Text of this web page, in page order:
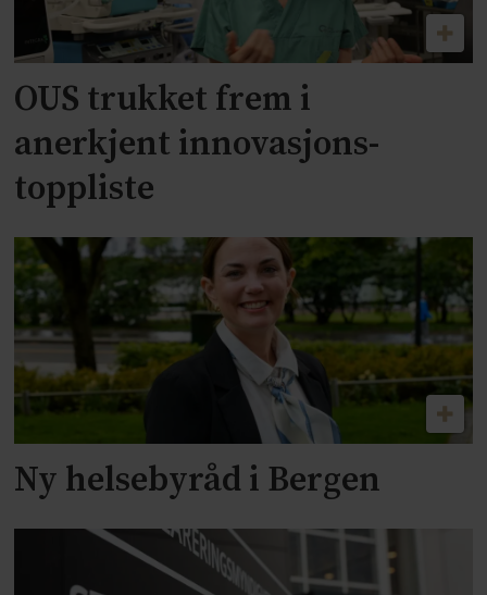
OUS trukket frem i
anerkjent innovasjons-
toppliste
Ny helsebyråd i Bergen